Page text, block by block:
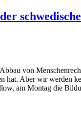
von
hat. Aber wir werden
am Montag die